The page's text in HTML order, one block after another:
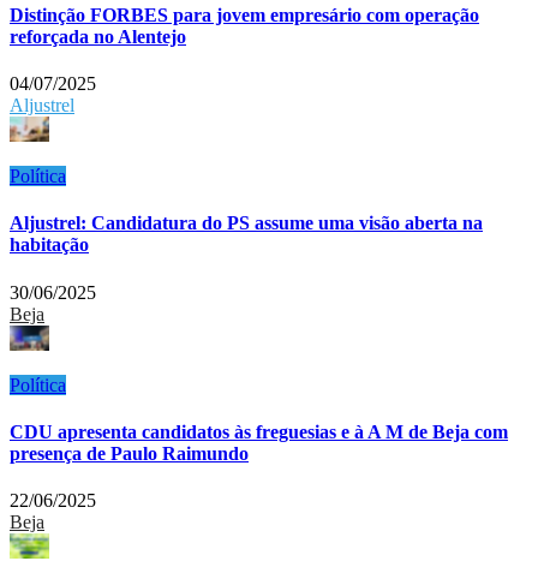
Distinção FORBES para jovem empresário com operação
reforçada no Alentejo
04/07/2025
Aljustrel
Política
Aljustrel: Candidatura do PS assume uma visão aberta na
habitação
30/06/2025
Beja
Política
CDU apresenta candidatos às freguesias e à A M de Beja com
presença de Paulo Raimundo
22/06/2025
Beja